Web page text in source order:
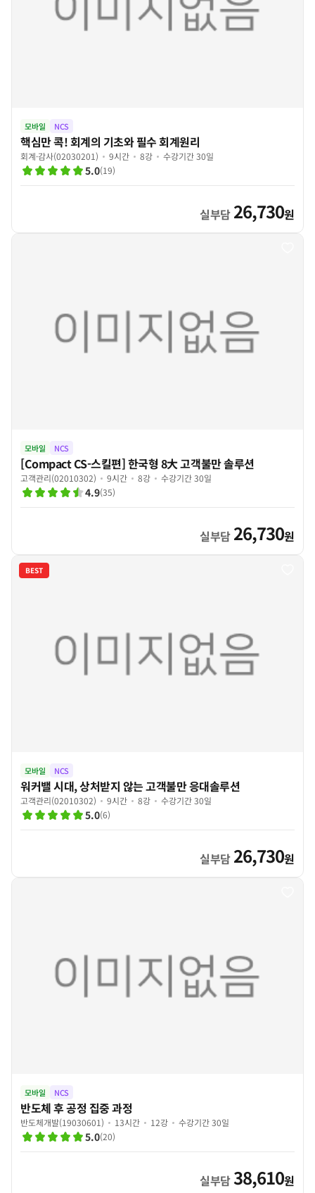
모바일 NCS
핵심만 콕! 회계의 기초와 필수 회계원리
회계·감사(02030201) 9시간 8강 수강기간 30일
5.0(19)
실부담 26,730원
모바일 NCS
[Compact CS-스킬편] 한국형 8大 고객불만 솔루션
고객관리(02010302) 9시간 8강 수강기간 30일
4.9(35)
실부담 26,730원
BEST
모바일 NCS
워커밸 시대, 상처받지 않는 고객불만 응대솔루션
고객관리(02010302) 9시간 8강 수강기간 30일
5.0(6)
실부담 26,730원
모바일 NCS
반도체 후 공정 집중 과정
반도체개발(19030601) 13시간 12강 수강기간 30일
5.0(20)
실부담38,610원